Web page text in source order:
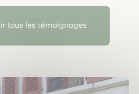
tous les témoignages